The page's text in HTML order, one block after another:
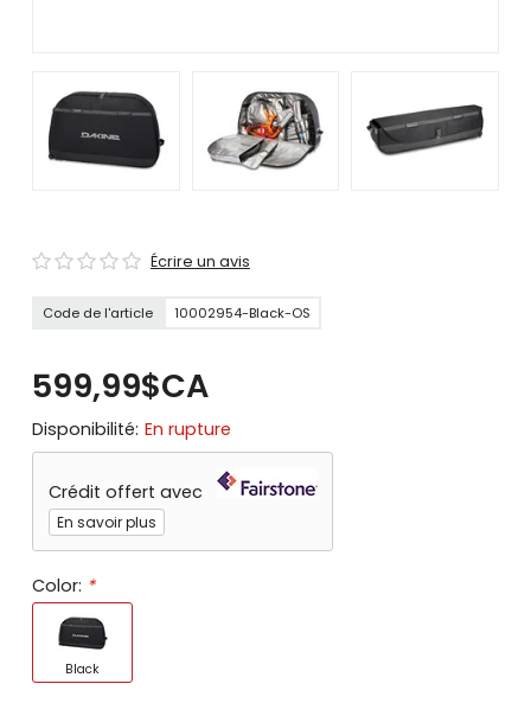
Écrire un avis
Code de l'article 10002954-Black-OS
599,99$CA
Disponibilité: En rupture
Crédit offert avec
En savoir plus
Color: *
Black